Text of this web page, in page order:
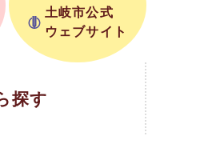
土岐市公式
ウェブサイト
探す